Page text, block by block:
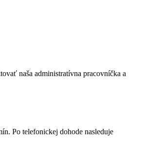
naša administratívna pracovníčka a
Po telefonickej dohode nasleduje